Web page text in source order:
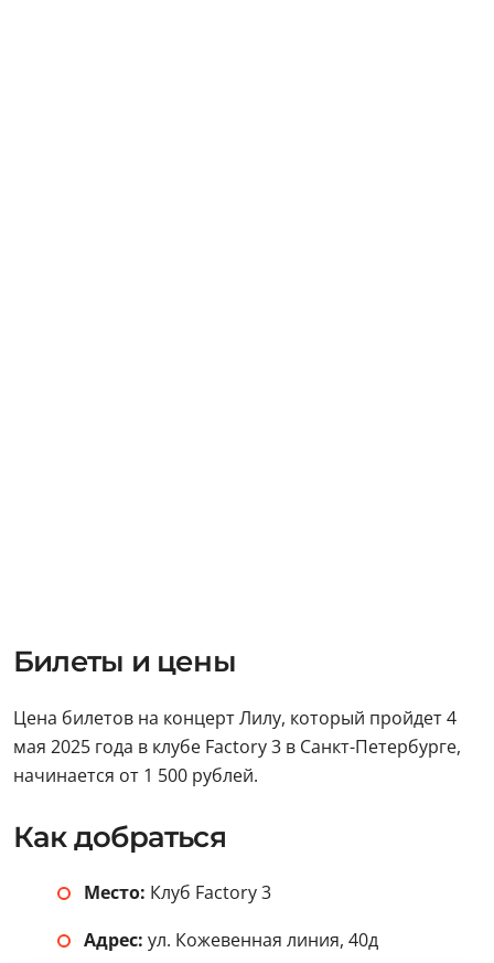
Билеты и цены
Цена билетов на концерт Лилу, который пройдет 4
мая 2025 года в клубе Factory 3 в Санкт-Петербурге,
начинается от 1 500 рублей.
Как добраться
Место: Клуб Factory 3
Адрес: ул. Кожевенная линия, 40д